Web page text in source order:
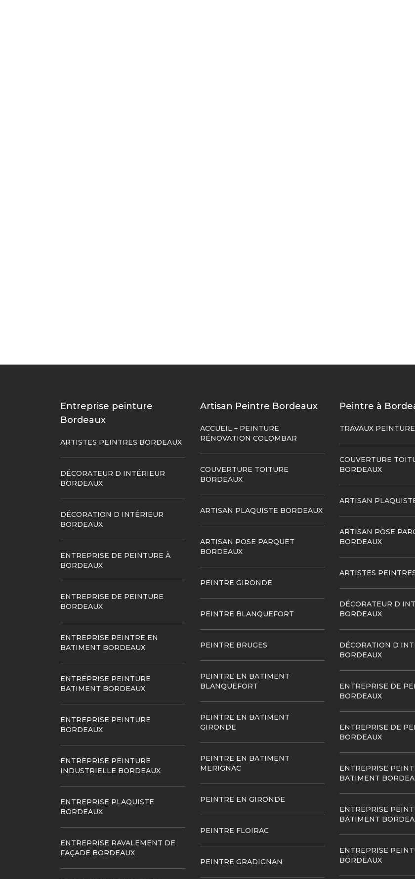
Entreprise peinture
Bordeaux
ARTISTES PEINTRES BORDEAUX
DÉCORATEUR D INTÉRIEUR
BORDEAUX
DÉCORATION D INTÉRIEUR
BORDEAUX
ENTREPRISE DE PEINTURE À
BORDEAUX
ENTREPRISE DE PEINTURE
BORDEAUX
ENTREPRISE PEINTRE EN
BATIMENT BORDEAUX
ENTREPRISE PEINTURE
BATIMENT BORDEAUX
ENTREPRISE PEINTURE
BORDEAUX
ENTREPRISE PEINTURE
INDUSTRIELLE BORDEAUX
ENTREPRISE PLAQUISTE
BORDEAUX
ENTREPRISE RAVALEMENT DE
FAÇADE BORDEAUX
Artisan Peintre Bordeaux
ACCUEIL – PEINTURE
RÉNOVATION COLOMBAR
COUVERTURE TOITURE
BORDEAUX
ARTISAN PLAQUISTE BORDEAUX
ARTISAN POSE PARQUET
BORDEAUX
PEINTRE GIRONDE
PEINTRE BLANQUEFORT
PEINTRE BRUGES
PEINTRE EN BATIMENT
BLANQUEFORT
PEINTRE EN BATIMENT
GIRONDE
PEINTRE EN BATIMENT
MERIGNAC
PEINTRE EN GIRONDE
PEINTRE FLOIRAC
PEINTRE GRADIGNAN
Peintre à
TRAVAUX
COUVERTURE
BORDEAUX
ARTISAN
ARTISAN POSE
BORDEAUX
ARTISTES
DÉCORATEUR D
BORDEAUX
DÉCORATION D
BORDEAUX
ENTREPRISE DE
BORDEAUX
ENTREPRISE DE
BORDEAUX
ENTREPRISE
BATIMENT
ENTREPRISE
BATIMENT
ENTREPRISE
BORDEAUX